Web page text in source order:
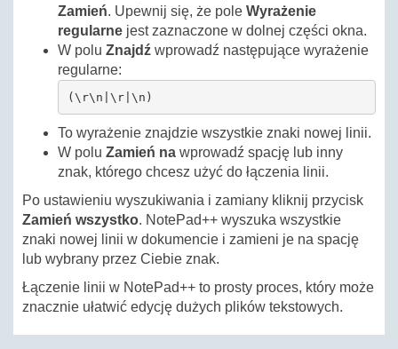
Zamień. Upewnij się, że pole Wyrażenie
regularne jest zaznaczone w dolnej części okna.
W polu Znajdź wprowadź następujące wyrażenie
regularne:
(\r\n|\r|\n)
To wyrażenie znajdzie wszystkie znaki nowej linii.
W polu Zamień na wprowadź spację lub inny
znak, którego chcesz użyć do łączenia linii.
Po ustawieniu wyszukiwania i zamiany kliknij przycisk
Zamień wszystko. NotePad++ wyszuka wszystkie
znaki nowej linii w dokumencie i zamieni je na spację
lub wybrany przez Ciebie znak.
Łączenie linii w NotePad++ to prosty proces, który może
znacznie ułatwić edycję dużych plików tekstowych.